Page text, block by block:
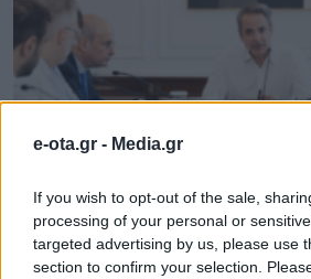
e-ota.gr - Media.gr
If you wish to opt-out of the sale,
processing of your personal or
targeted advertising by us, please use
section to confirm your selection.
Άμεσα τα μέτρα στήριξης